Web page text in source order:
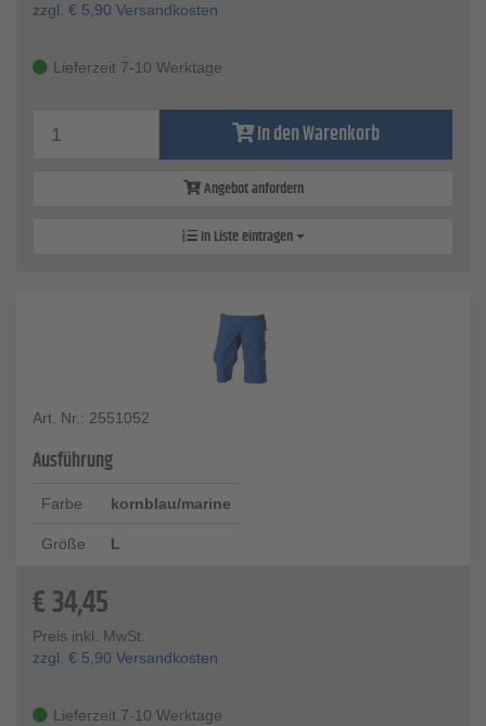
zzgl. € 5,90 Versandkosten
Lieferzeit 7-10 Werktage
In den Warenkorb
Angebot anfordern
In Liste eintragen
Art. Nr.: 2551052
Ausführung
Farbe kornblau/marine
Größe L
€34,45
Preis inkl. MwSt.
zzgl. € 5,90 Versandkosten
Lieferzeit 7-10 Werktage